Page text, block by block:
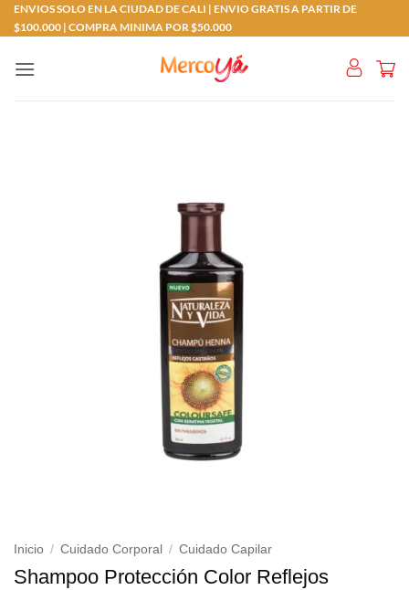
Saltar
al
ENVIOS SOLO EN LA CIUDAD DE CALI | ENVIO GRATIS A PARTIR DE
$100.000 | COMPRA MINIMA POR $50.000
Inicio / Cuidado Corporal / Cuidado Capilar
Shampoo Protección Color Reflejos